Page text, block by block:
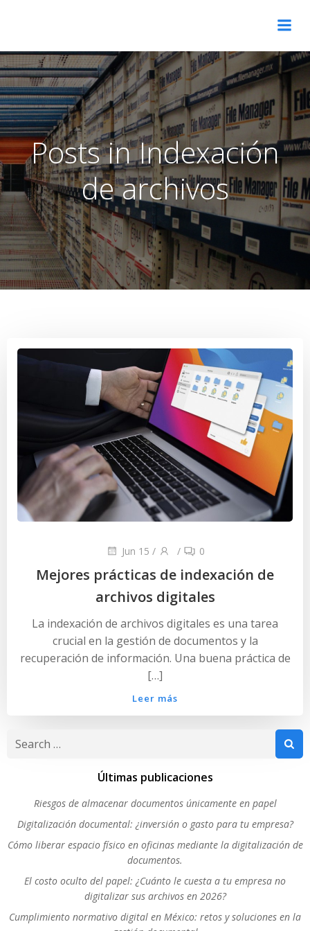
Posts in Indexación
de archivos
Jun 15 / / 0
Mejores prácticas de indexación de
archivos digitales
La indexación de archivos digitales es una tarea
crucial en la gestión de documentos y la
recuperación de información. Una buena práctica de
[…]
Leer más
Search
Últimas publicaciones
Riesgos de almacenar documentos únicamente en papel
Digitalización documental: ¿inversión o gasto para tu empresa?
Cómo liberar espacio físico en oficinas mediante la digitalización de
documentos.
El costo oculto del papel: ¿Cuánto le cuesta a tu empresa no
digitalizar sus archivos en 2026?
Cumplimiento normativo digital en México: retos y soluciones en la